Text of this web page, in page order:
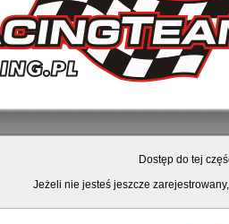
Dostęp do tej
Jeżeli nie jesteś jeszcze